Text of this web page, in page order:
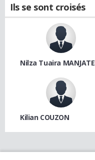
Ils se sont croisés
Nilza Tuaira MANJATE
Kilian COUZON